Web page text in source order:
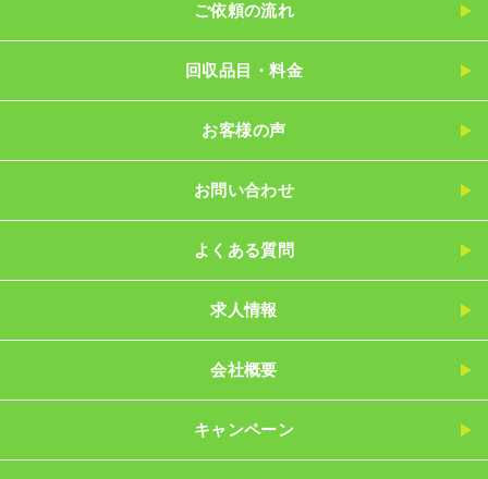
ご依頼の流れ
回収品目・料金
お客様の声
お問い合わせ
よくある質問
求人情報
会社概要
キャンペーン